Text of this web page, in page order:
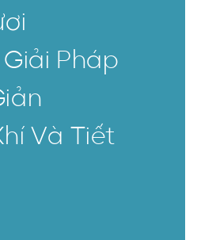
Pháp
Và Tiết